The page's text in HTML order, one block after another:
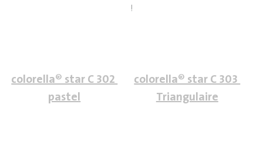
!
colorella® star C 302
pastel
colorella® star C 303
Triangulaire